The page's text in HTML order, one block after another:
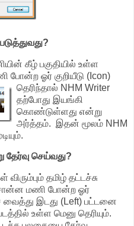
கீழ் பகுதியில் உள்ள
போன்ற ஓர் குறியீடு (Icon)
தெரிந்தால் NHM Writer
தற்போது இயங்கி
கொண்டுள்ளது என்று
அர்த்தம். இதன் மூலம் NHM
தேர்வு செய்வது?
தமிழ் தட்டச்சு
மணி போன்ற ஓர்
வைத்து இடது (Left) பட்டனை
உள்ள மெனு தெரியும்.